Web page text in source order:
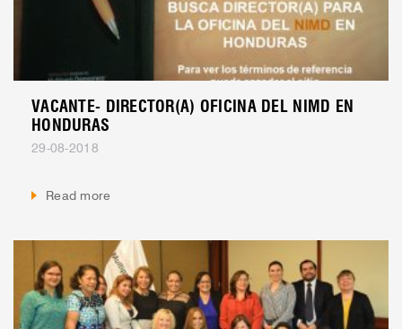
VACANTE- DIRECTOR(A) OFICINA DEL NIMD EN
HONDURAS
29-08-2018
Read more